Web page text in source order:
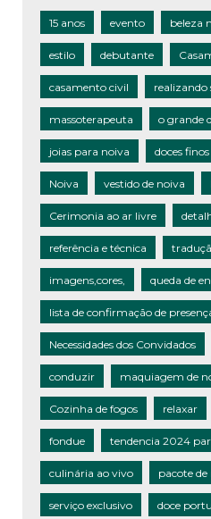
15 anos evento beleza
estilo debutante
casamento civil realizando
massoterapeuta o grande
joias para noiva doces finos
Noiva vestido de noiva
Cerimonia ao ar livre
referência e técnica
imagens,cores, queda de
lista de confirmação de
Necessidades dos Convidados
conduzir maquiagem de
Cozinha de fogos relaxar
fondue tendencia 2024
culinária ao vivo pacote
serviço exclusivo doce